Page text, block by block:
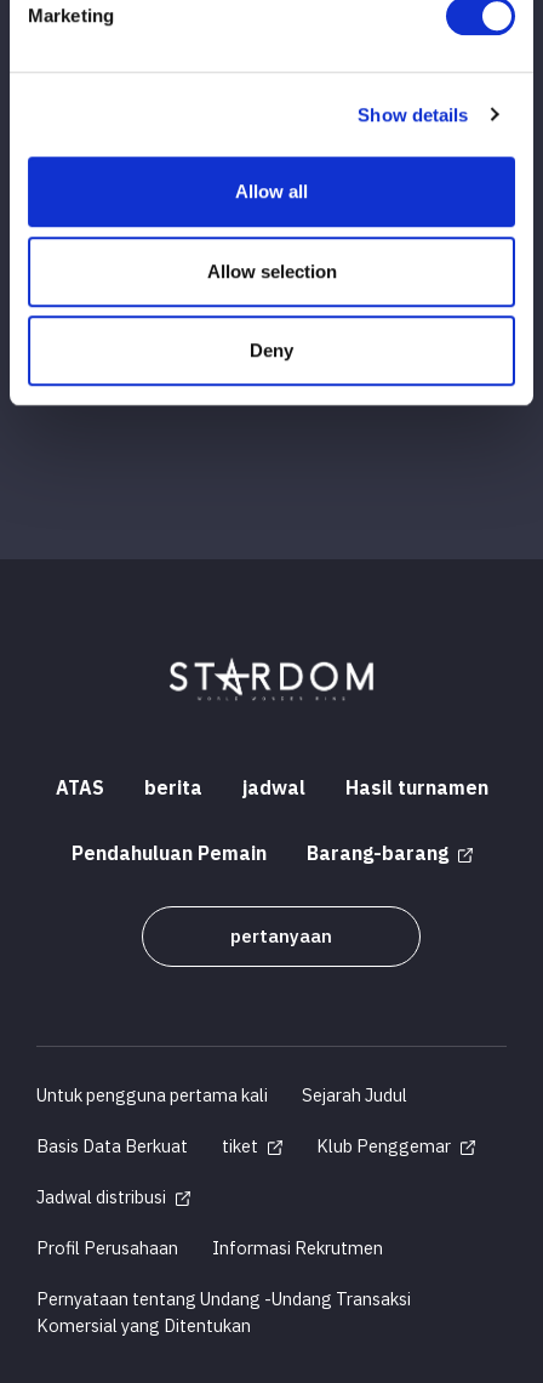
Marketing
Show details
Allow all
Allow selection
Deny
この記事をシェア
Lihat semua
ATAS berita jadwal Hasil turnamen
Pendahuluan Pemain Barang-barang
pertanyaan
Untuk pengguna pertama kali
Sejarah Judul
Basis Data Berkuat
tiket
Klub Penggemar
Jadwal distribusi
Profil Perusahaan
Informasi Rekrutmen
Pernyataan tentang Undang -Undang Transaksi
Komersial yang Ditentukan